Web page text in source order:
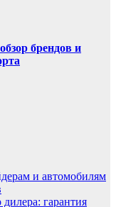
брендов и
и автомобилям
гарантия